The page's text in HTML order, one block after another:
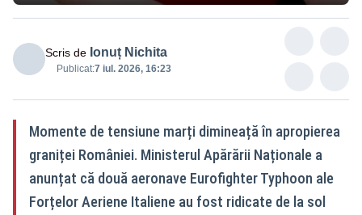
Scris de Ionuț Nichita
Publicat:7 iul. 2026, 16:23
Momente de tensiune marți dimineață în apropierea
graniței României. Ministerul Apărării Naționale a
anunțat că două aeronave Eurofighter Typhoon ale
Forțelor Aeriene Italiene au fost ridicate de la sol